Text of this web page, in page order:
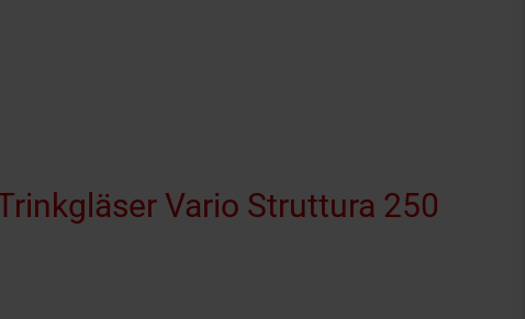
Vario Struttura 250